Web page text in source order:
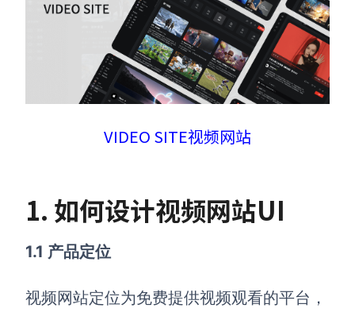
VIDEO SITE视频网站
1. 如何设计视频网站UI
1.1 产品定位
视频网站定位为免费提供视频观看的平台，